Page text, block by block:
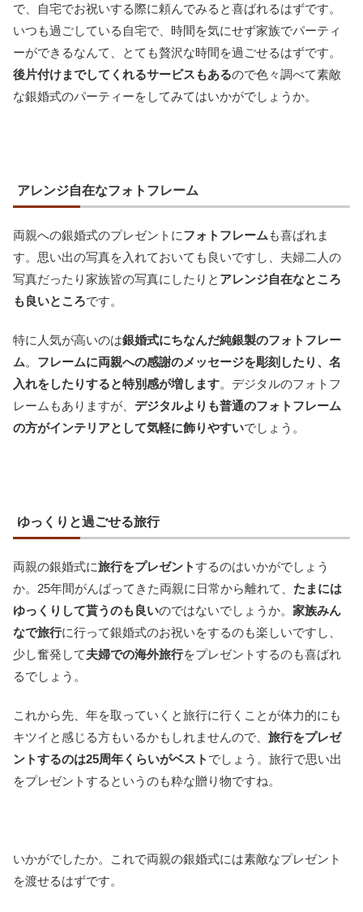
で、自宅でお祝いする際に頼んでみると喜ばれるはずです。
いつも過ごしている自宅で、時間を気にせず家族でパーティ
ーができるなんて、とても贅沢な時間を過ごせるはずです。
後片付けまでしてくれるサービスもあるので色々調べて素敵
な銀婚式のパーティーをしてみてはいかがでしょうか。
アレンジ自在なフォトフレーム
両親への銀婚式のプレゼントにフォトフレーム も喜ばれま
す。思い出の写真を入れておいても良いですし、夫婦二人の
写真だったり家族皆の写真にしたりと アレンジ自在なところ
も良いところです。
特に人気が高いのは銀婚式にちなんだ純銀製のフォトフレー
ム。 フレームに両親への感謝のメッセージを彫刻したり、名
入れをしたりすると特別感が増します。デジタルのフォトフ
レームもありますが、 デジタルよりも普通のフォトフレーム
の方がインテリアとして気軽に飾りやすいでしょう。
ゆっくりと過ごせる旅行
両親の銀婚式に旅行をプレゼントするのはいかがでしょう
か。25年間がんばってきた両親に日常から離れて、 たまには
ゆっくりして貰うのも良いのではないでしょうか。 家族みん
なで旅行に行って銀婚式のお祝いをするのも楽しいですし、
少し奮発して夫婦での海外旅行をプレゼントするのも喜ばれ
るでしょう。
これから先、年を取っていくと旅行に行くことが体力的にも
キツイと感じる方もいるかもしれませんので、 旅行をプレゼ
ントするのは25周年くらいがベスト でしょう。旅行で思い出
をプレゼントするというのも粋な贈り物ですね。
いかがでしたか。これで両親の銀婚式には素敵なプレゼント
を渡せるはずです。